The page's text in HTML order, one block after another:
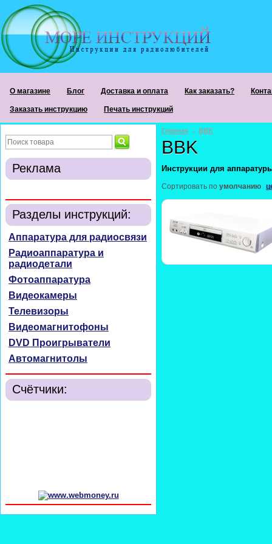
О магазине Блог Доставка и оплата Как заказать?
Заказать инструкцию Печать инструкций
Реклама
Разделы инструкций:
Аппаратура для радиосвязи
Радиоаппаратура и
радиодетали
Фотоаппаратура
Видеокамеры
Телевизоры
Видеомагнитофоны
DVD Проигрыватели
Автомагнитолы
Счётчики:
Главная → BBK
BBK
Инструкции для
Сортировать по умолчанию